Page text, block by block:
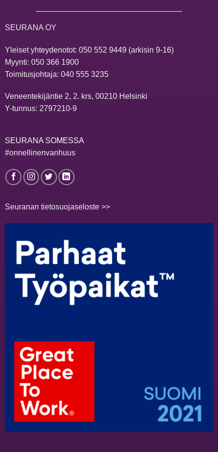
SEURANA OY
Yleiset yhteydenotot: 050 552 9449(arkisin 9-16)
Myynti: 050 366 1900
Toimitusjohtaja: 040 555 3235
Veneentekijäntie 2, 2. krs, 00210 Helsinki
Y-tunnus: 2797210-9
SEURANA SOMESSA
#onnellinenvanhuus
Seuranan tietosuojaseloste >>